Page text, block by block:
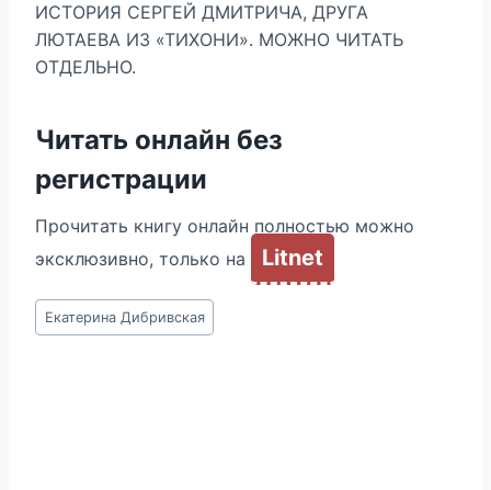
ИСТОРИЯ СЕРГЕЙ ДМИТРИЧА, ДРУГА
ЛЮТАЕВА ИЗ «ТИХОНИ». МОЖНО ЧИТАТЬ
ОТДЕЛЬНО.
Читать онлайн без
регистрации
Прочитать книгу онлайн полностью можно
эксклюзивно, только на
Litnet
Метки
записи:
Екатерина Дибривская